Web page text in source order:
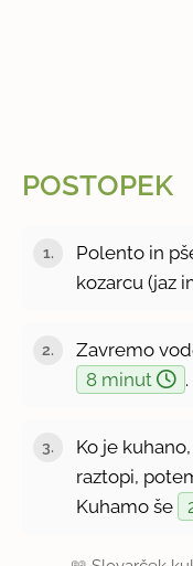
POSTOPEK
Polento in
kozarcu (jaz
Zavremo
8 minut
.
Ko je
raztopi,
Kuhamo še